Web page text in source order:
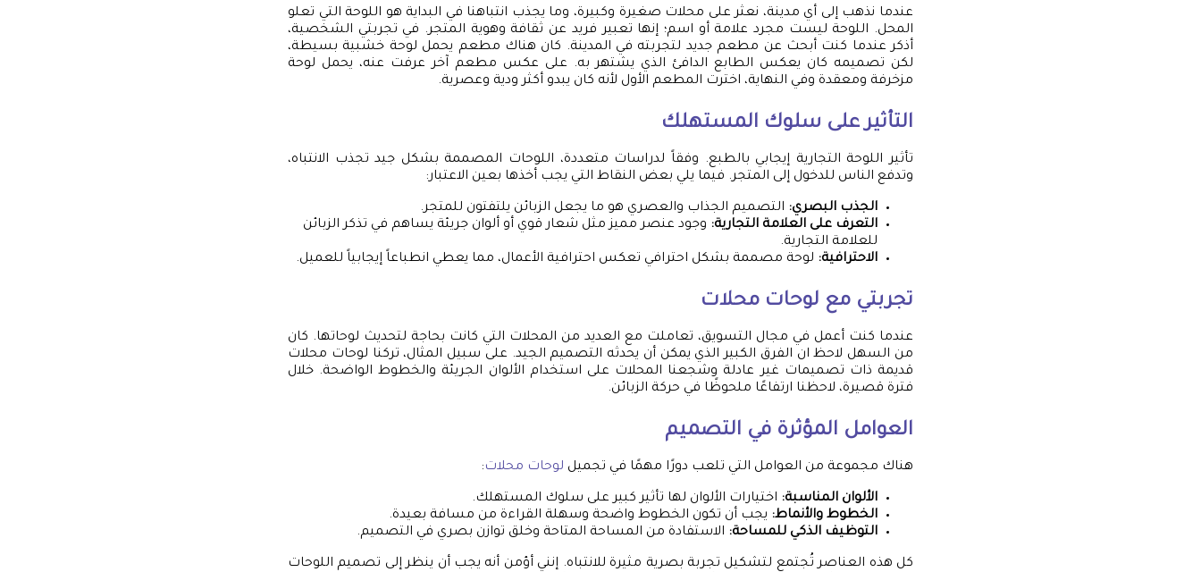
عندما نذهب إلى أي مدينة، نعثر على محلات صغيرة وكبيرة، وما يجذب انتباهنا في البداية هو اللوحة التي تعلو
المحل. اللوحة ليست مجرد علامة أو اسم؛ إنها تعبير فريد عن ثقافة وهوية المتجر. في تجربتي الشخصية،
أذكر عندما كنت أبحث عن مطعم جديد لتجربته في المدينة. كان هناك مطعم يحمل لوحة خشبية بسيطة،
لكن تصميمه كان يعكس الطابع الدافئ الذي يشتهر به. على عكس مطعم آخر عرفت عنه، يحمل لوحة
مزخرفة ومعقدة وفي النهاية، اخترت المطعم الأول لأنه كان يبدو أكثر ودية وعصرية.
التأثير على سلوك المستهلك
تأثير اللوحة التجارية إيجابي بالطبع. وفقاً لدراسات متعددة، اللوحات المصممة بشكل جيد تجذب الانتباه،
وتدفع الناس للدخول إلى المتجر. فيما يلي بعض النقاط التي يجب أخذها بعين الاعتبار:
الجذب البصري: التصميم الجذاب والعصري هو ما يجعل الزبائن يلتفتون للمتجر.
التعرف على العلامة التجارية: وجود عنصر مميز مثل شعار قوي أو ألوان جريئة يساهم في تذكر الزبائن
للعلامة التجارية.
الاحترافية: لوحة مصممة بشكل احترافي تعكس احترافية الأعمال، مما يعطي انطباعاً إيجابياً للعميل.
تجربتي مع لوحات محلات
عندما كنت أعمل في مجال التسويق، تعاملت مع العديد من المحلات التي كانت بحاجة لتحديث لوحاتها. كان
من السهل لاحظ ان الفرق الكبير الذي يمكن أن يحدثه التصميم الجيد. على سبيل المثال، تركنا لوحات محلات
قديمة ذات تصميمات غير عادلة وشجعنا المحلات على استخدام الألوان الجريئة والخطوط الواضحة. خلال
فترة قصيرة، لاحظنا ارتفاعًا ملحوظًا في حركة الزبائن.
العوامل المؤثرة في التصميم
هناك مجموعة من العوامل التي تلعب دورًا مهمًا في تجميل لوحات محلات:
الألوان المناسبة: اختيارات الألوان لها تأثير كبير على سلوك المستهلك.
الخطوط والأنماط: يجب أن تكون الخطوط واضحة وسهلة القراءة من مسافة بعيدة.
التوظيف الذكي للمساحة: الاستفادة من المساحة المتاحة وخلق توازن بصري في التصميم.
كل هذه العناصر تُجتمع لتشكيل تجربة بصرية مثيرة للانتباه. إنني أؤمن أنه يجب أن ينظر إلى تصميم اللوحات